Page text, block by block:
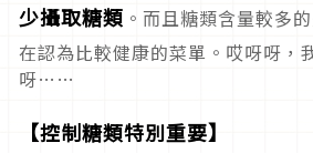
少攝取糖類 。而且糖類含量較多
在認為比較健康的菜單。哎呀呀，
呀……
【控制糖類特別重要】